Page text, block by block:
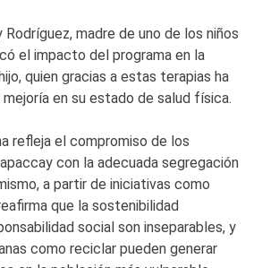
madre de uno de los niños
el impacto del programa en la
quien gracias a estas terapias ha
en su estado de salud física.
refleja el compromiso de los
con la adecuada segregación
a partir de iniciativas como
que la sostenibilidad
social son inseparables, y
como reciclar pueden generar